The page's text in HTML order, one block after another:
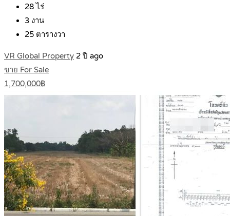
28 ไร่
3 งาน
25 ตารางวา
VR Global Property 2 ปี ago
ขาย For Sale
1,700,000฿